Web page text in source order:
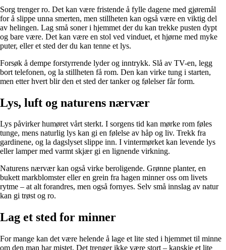
Sorg trenger ro. Det kan være fristende å fylle dagene med gjøremål
for å slippe unna smerten, men stillheten kan også være en viktig del
av helingen. Lag små soner i hjemmet der du kan trekke pusten dypt
og bare være. Det kan være en stol ved vinduet, et hjørne med myke
puter, eller et sted der du kan tenne et lys.
Forsøk å dempe forstyrrende lyder og inntrykk. Slå av TV-en, legg
bort telefonen, og la stillheten få rom. Den kan virke tung i starten,
men etter hvert blir den et sted der tanker og følelser får form.
Lys, luft og naturens nærvær
Lys påvirker humøret vårt sterkt. I sorgens tid kan mørke rom føles
tunge, mens naturlig lys kan gi en følelse av håp og liv. Trekk fra
gardinene, og la dagslyset slippe inn. I vintermørket kan levende lys
eller lamper med varmt skjær gi en lignende virkning.
Naturens nærvær kan også virke beroligende. Grønne planter, en
bukett markblomster eller en grein fra hagen minner oss om livets
rytme – at alt forandres, men også fornyes. Selv små innslag av natur
kan gi trøst og ro.
Lag et sted for minner
For mange kan det være helende å lage et lite sted i hjemmet til minne
om den man har mistet. Det trenger ikke være stort – kanskje et lite